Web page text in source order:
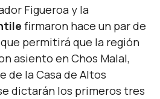
Figueroa y la
firmaron hace un par de
permitirá que la región
asiento en Chos Malal,
de la Casa de Altos
dictarán los primeros tres